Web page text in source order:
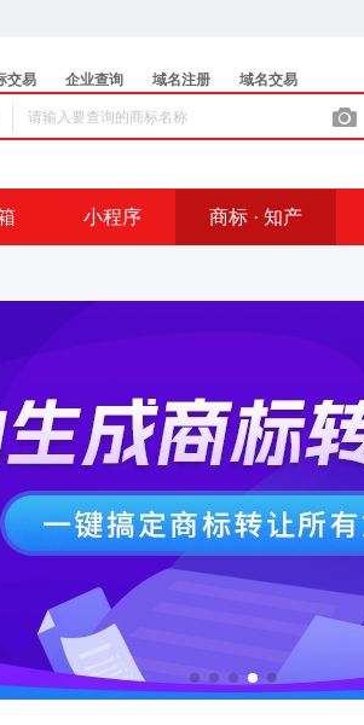
交易 企业查询 域名注册 域名交易
小程序 商标 · 知产